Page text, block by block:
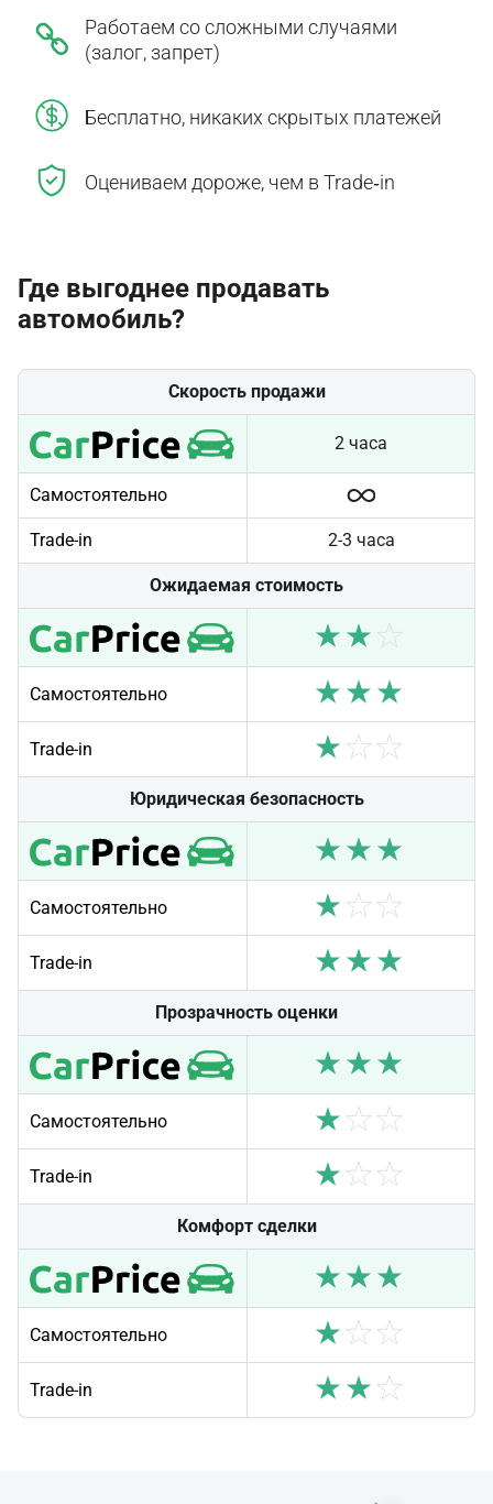
Работаем со сложными случаями
(залог, запрет)
Бесплатно, никаких скрытых платежей
Оцениваем дороже, чем в Trade‑in
Где выгоднее продавать
автомобиль?
Скорость продажи
2 часа
Самостоятельно
Trade-in 2-3 часа
Ожидаемая стоимость
Самостоятельно
Trade-in
Юридическая безопасность
Самостоятельно
Trade-in
Прозрачность оценки
Самостоятельно
Trade-in
Комфорт сделки
Самостоятельно
Trade-in